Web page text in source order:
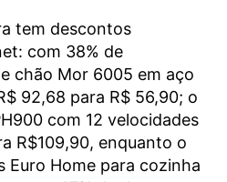
tem descontos
com 38% de
chão Mor 6005 em aço
92,68 para R$ 56,90; o
com 12 velocidades
R$109,90, enquanto o
Euro Home para cozinha